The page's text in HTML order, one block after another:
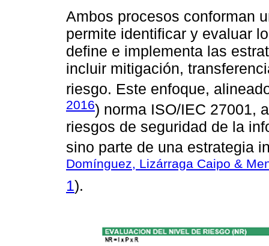
Ambos procesos conforman
permite identificar y evaluar
define e implementa las
incluir mitigación,
riesgo. Este enfoque,
2016) norma ISO/IEC 27001,
riesgos de seguridad de la
sino parte de una estrategia
Domínguez, Lizárraga Caipo &
1).